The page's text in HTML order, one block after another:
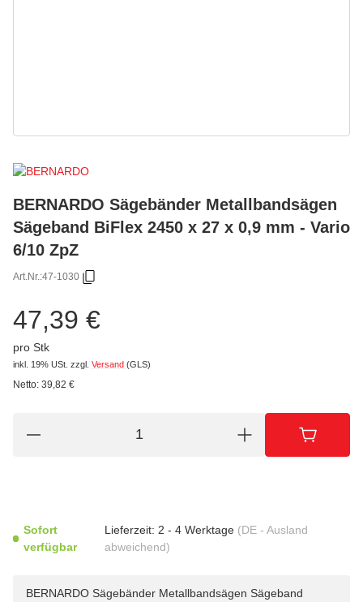
BERNARDO Sägebänder Metallbandsägen
Sägeband BiFlex 2450 x 27 x 0,9 mm - Vario
6/10 ZpZ
Art.Nr.:47-1030
47,39 €
pro Stk
inkl. 19% USt. zzgl. Versand (GLS)
Netto: 39,82 €
Sofort
verfügbar
Lieferzeit: 2 - 4 Werktage (DE - Ausland
abweichend)
BERNARDO Sägebänder Metallbandsägen Sägeband